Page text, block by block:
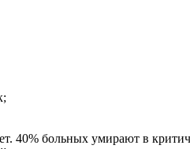
40% больных умирают в